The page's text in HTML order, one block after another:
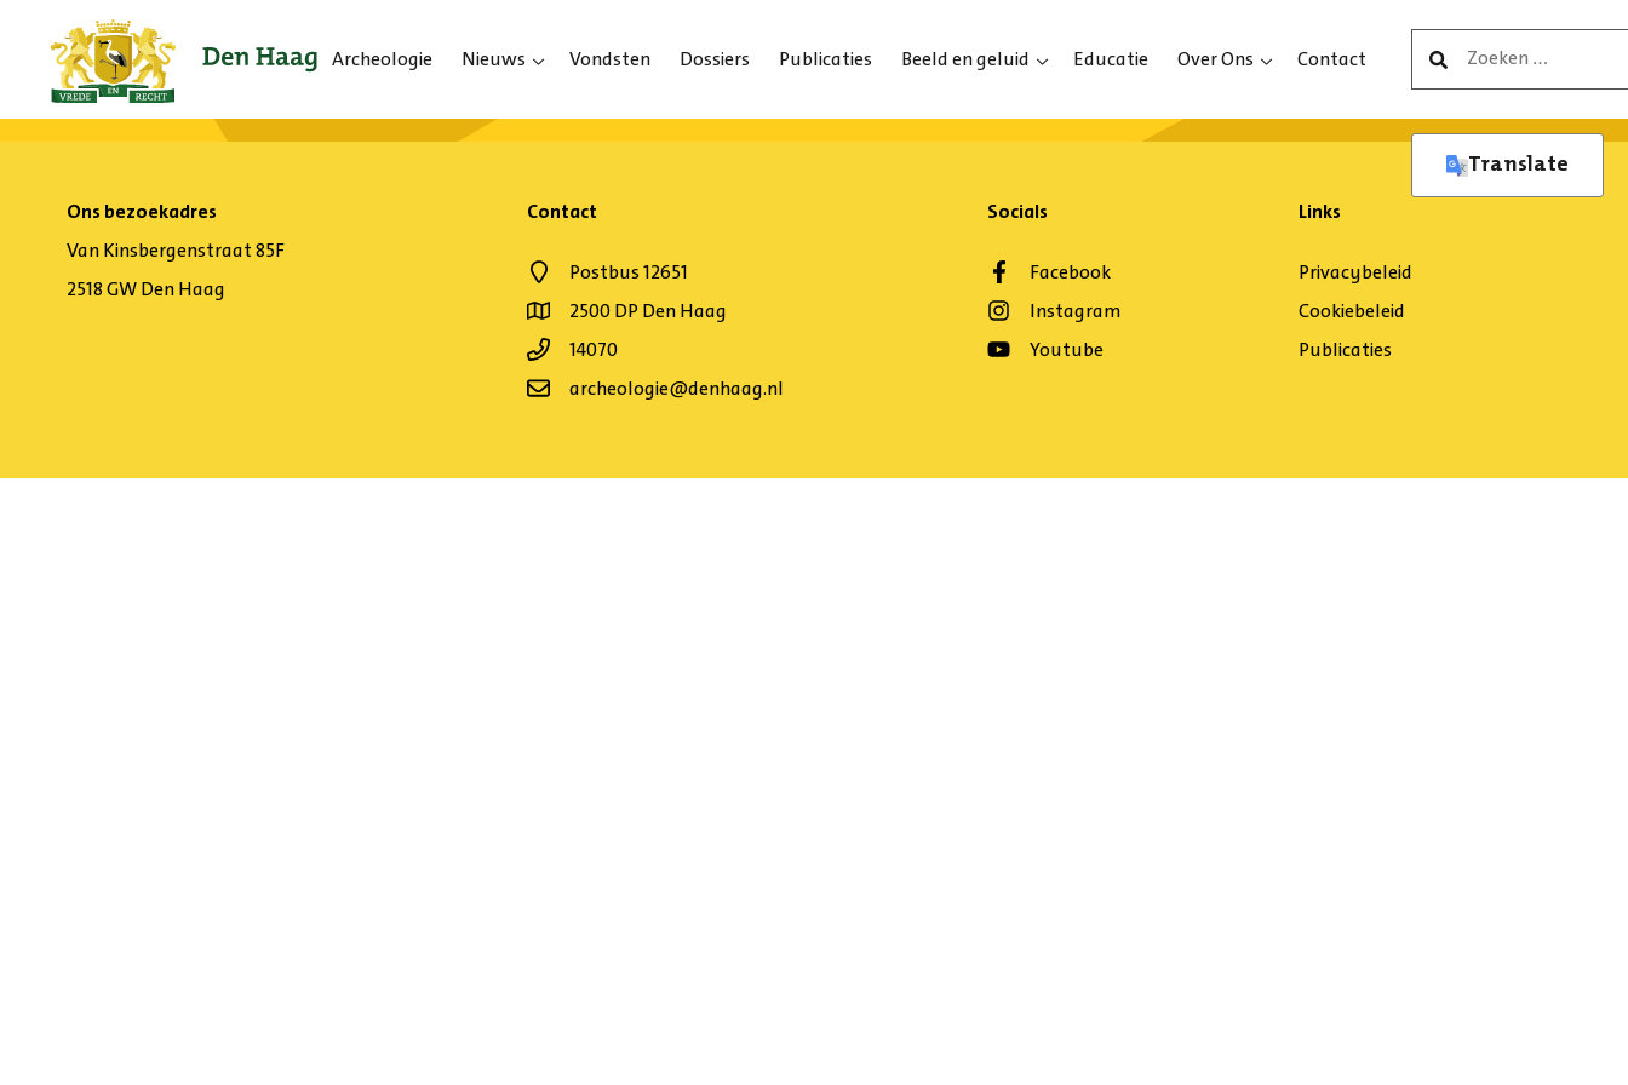
Archeologie Nieuws Vondsten Dossiers Publicaties Beeld en geluid Educatie Over Ons Contact
Zoeken
naar:
Translate
Ons bezoekadres
Van Kinsbergenstraat 85F
2518 GW Den Haag
Contact
Postbus 12651
2500 DP Den Haag
14070
archeologie@denhaag.nl
Socials
Facebook
Instagram
Youtube
Links
Privacybeleid
Cookiebeleid
Publicaties